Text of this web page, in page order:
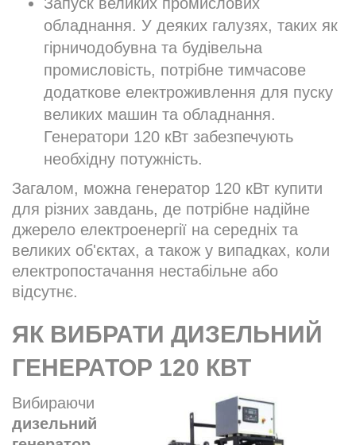
обладнання. У деяких галузях, таких як
гірничодобувна та будівельна
промисловість, потрібне тимчасове
додаткове електроживлення для пуску
великих машин та обладнання.
Генератори 120 кВт забезпечують
необхідну потужність.
Загалом, можна генератор 120 кВт купити
для різних завдань, де потрібне надійне
джерело електроенергії на середніх та
великих об'єктах, а також у випадках, коли
електропостачання нестабільне або
відсутнє.
ЯК ВИБРАТИ ДИЗЕЛЬНИЙ
ГЕНЕРАТОР 120 КВТ
Вибираючи
дизельний